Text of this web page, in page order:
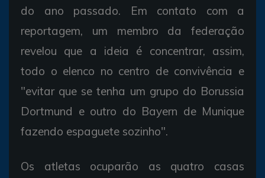
do ano passado. Em contato com a
reportagem, um membro da federação
revelou que a ideia é concentrar, assim,
todo o elenco no centro de convivência e
"evitar que se tenha um grupo do Borussia
Dortmund e outro do Bayern de Munique
fazendo espaguete sozinho".
Os atletas ocuparão as quatro casas